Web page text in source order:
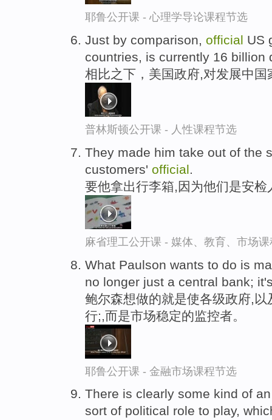
耶鲁公开课 - 心理学导论课程节选
Just by comparison, official US
countries, is currently 16 billion
相比之下，美国政府,对发展中
普林斯顿公开课 - 人性课程节选
They made him take out of the
customers' official.
要他拿出行李箱,因为他们是安检
麻省理工公开课 - 媒体、教育、市场
What Paulson wants to do is
no longer just a central bank;
鲍尔森想做的就是使各级政府,
行;,而是市场稳定的监控者。
耶鲁公开课 - 金融市场课程节选
There is clearly some kind of
sort of political role to play,